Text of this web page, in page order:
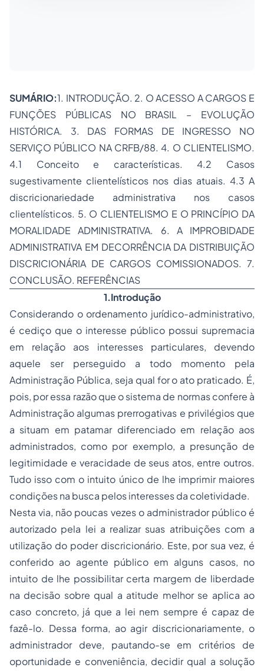
SUMÁRIO:1. INTRODUÇÃO. 2. O ACESSO A CARGOS E
FUNÇÕES PÚBLICAS NO BRASIL – EVOLUÇÃO
HISTÓRICA. 3. DAS FORMAS DE INGRESSO NO
SERVIÇO PÚBLICO NA CRFB/88. 4. O CLIENTELISMO.
4.1 Conceito e características. 4.2 Casos
sugestivamente clientelísticos nos dias atuais. 4.3 A
discricionariedade administrativa nos casos
clientelísticos. 5. O CLIENTELISMO E O PRINCÍPIO DA
MORALIDADE ADMINISTRATIVA. 6. A IMPROBIDADE
ADMINISTRATIVA EM DECORRÊNCIA DA DISTRIBUIÇÃO
DISCRICIONÁRIA DE CARGOS COMISSIONADOS. 7.
CONCLUSÃO. REFERÊNCIAS
1.Introdução
Considerando o ordenamento jurídico-administrativo,
é cediço que o interesse público possui supremacia
em relação aos interesses particulares, devendo
aquele ser perseguido a todo momento pela
Administração Pública, seja qual for o ato praticado. É,
pois, por essa razão que o sistema de normas confere à
Administração algumas prerrogativas e privilégios que
a situam em patamar diferenciado em relação aos
administrados, como por exemplo, a presunção de
legitimidade e veracidade de seus atos, entre outros.
Tudo isso com o intuito único de lhe imprimir maiores
condições na busca pelos interesses da coletividade.
Nesta via, não poucas vezes o administrador público é
autorizado pela lei a realizar suas atribuições com a
utilização do poder discricionário. Este, por sua vez, é
conferido ao agente público em alguns casos, no
intuito de lhe possibilitar certa margem de liberdade
na decisão sobre qual a atitude melhor se aplica ao
caso concreto, já que a lei nem sempre é capaz de
fazê-lo. Dessa forma, ao agir discricionariamente, o
administrador deve, pautando-se em critérios de
oportunidade e conveniência, decidir qual a solução